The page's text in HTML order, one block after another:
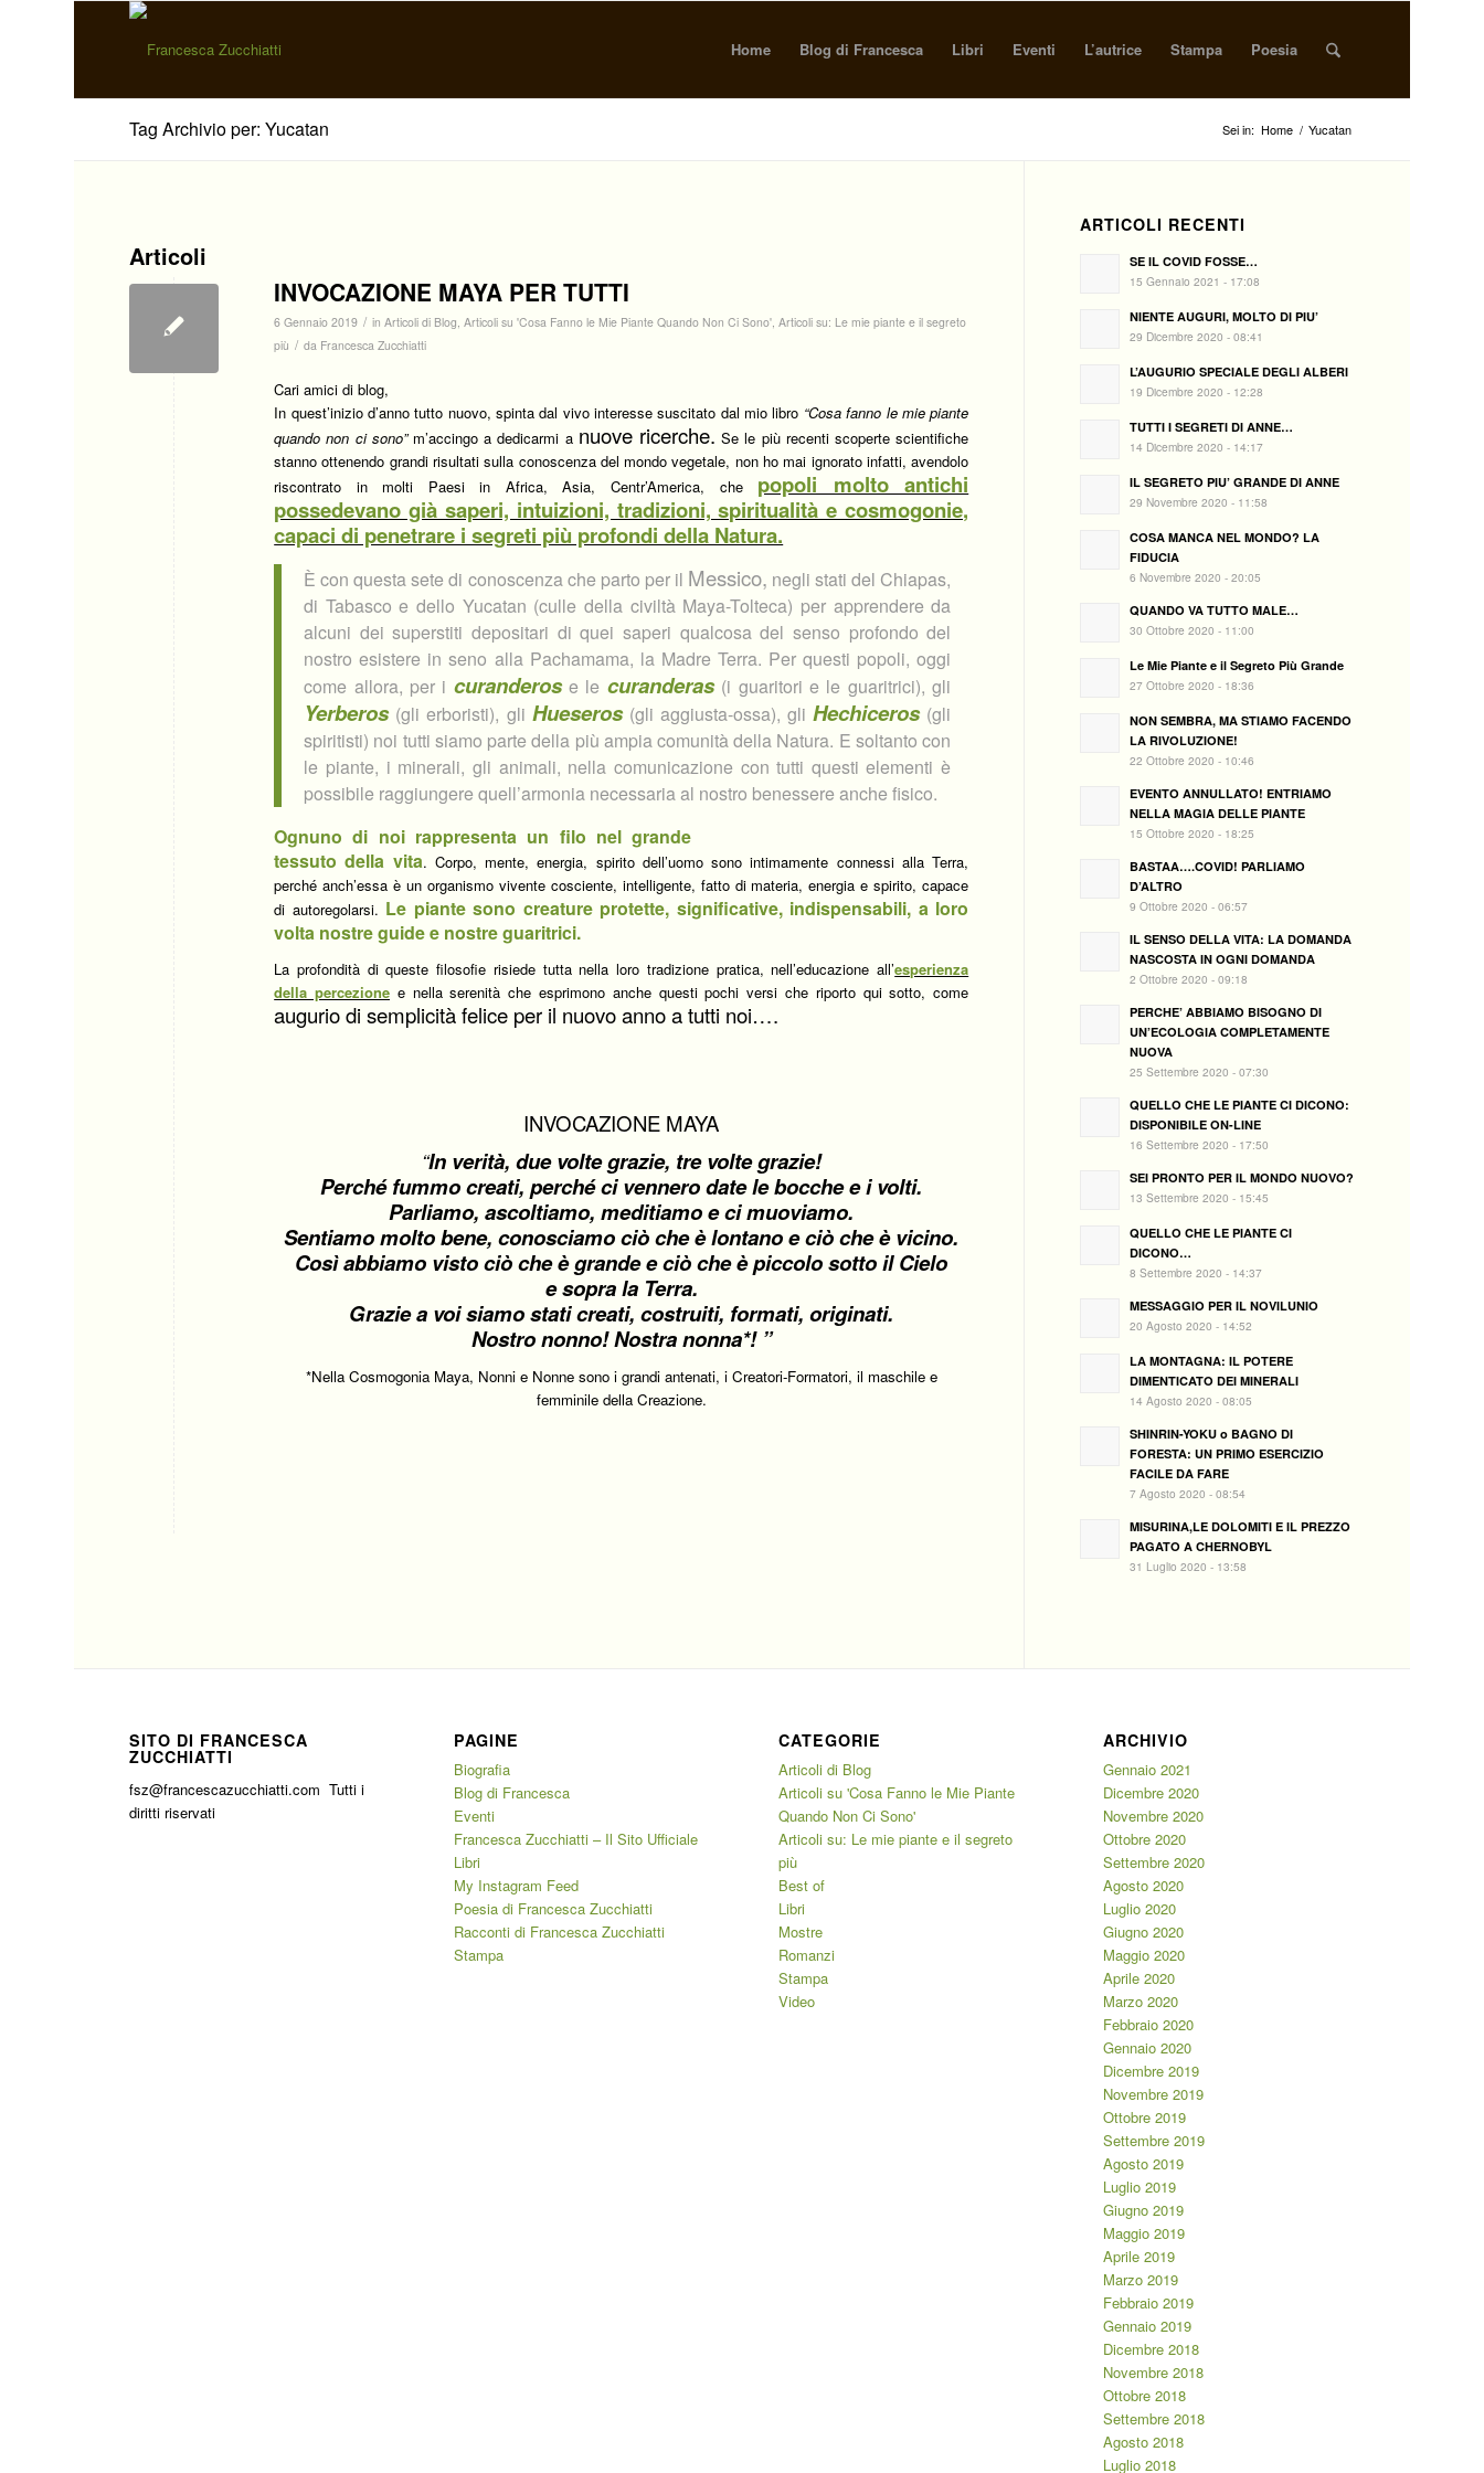
Home Blog di Francesca Libri Eventi L’autrice Stampa Poesia
Tag Archivio per: Yucatan Sei in: Home / Yucatan
Articoli
INVOCAZIONE MAYA PER TUTTI
6 Gennaio 2019 / inArticoli di Blog,Articoli su 'Cosa Fanno le Mie Piante Quando Non Ci Sono',Articoli su: Le mie piante e il segreto
più / da Francesca Zucchiatti
Cari amici di blog,
In quest’inizio d’anno tutto nuovo, spinta dal vivo interesse suscitato dal mio libro “Cosa fanno le mie piante
quando non ci sono”m’accingo a dedicarmi a nuove ricerche. Se le più recenti scoperte scientifiche
stanno ottenendo grandi risultati sulla conoscenza del mondo vegetale, non ho mai ignorato infatti, avendolo
riscontrato in molti Paesi in Africa, Asia, Centr’America, che popoli molto antichi
possedevano già saperi, intuizioni, tradizioni, spiritualità e cosmogonie,
capaci di penetrare i segreti più profondi della Natura.
È con questa sete di conoscenza che parto per il Messico, negli stati del Chiapas,
di Tabasco e dello Yucatan (culle della civiltà Maya-Tolteca) per apprendere da
alcuni dei superstiti depositari di quei saperi qualcosa del senso profondo del
nostro esistere in seno alla Pachamama, la Madre Terra. Per questi popoli, oggi
come allora, per i curanderose le curanderas(i guaritori e le guaritrici), gli
Yerberos(gli erboristi), gli Hueseros(gli aggiusta-ossa), gliHechiceros(gli
spiritisti) noi tutti siamo parte della più ampia comunità della Natura. E soltanto con
le piante, i minerali, gli animali, nella comunicazione con tutti questi elementi è
possibile raggiungere quell’armonia necessaria al nostro benessere anche fisico.
Ognuno di noi rappresenta un filo nel grande
tessuto della vita. Corpo, mente, energia, spirito dell’uomo sono intimamente connessi alla Terra,
perché anch’essa è un organismo vivente cosciente, intelligente, fatto di materia, energia e spirito, capace
di autoregolarsi. Le piante sono creature protette, significative, indispensabili, a loro
volta nostre guide e nostre guaritrici.
La profondità di queste filosofie risiede tutta nella loro tradizione pratica, nell’educazione all’esperienza
della percezione e nella serenità che esprimono anche questi pochi versi che riporto qui sotto, come
augurio di semplicità felice per il nuovo anno a tutti noi….
INVOCAZIONE MAYA
“In verità, due volte grazie, tre volte grazie!
Perché fummo creati, perché ci vennero date le bocche e i volti.
Parliamo, ascoltiamo, meditiamo e ci muoviamo.
Sentiamo molto bene, conosciamo ciò che è lontano e ciò che è vicino.
Così abbiamo visto ciò che è grande e ciò che è piccolo sotto il Cielo
e sopra la Terra.
Grazie a voi siamo stati creati, costruiti, formati, originati.
Nostro nonno! Nostra nonna*! ”
*Nella Cosmogonia Maya, Nonni e Nonne sono i grandi antenati, i Creatori-Formatori, il maschile e
femminile della Creazione.
ARTICOLI RECENTI
SE IL COVID FOSSE…
15 Gennaio 2021 - 17:08
NIENTE AUGURI, MOLTO DI PIU’
29 Dicembre 2020 - 08:41
L’AUGURIO SPECIALE DEGLI ALBERI
19 Dicembre 2020 - 12:28
TUTTI I SEGRETI DI ANNE…
14 Dicembre 2020 - 14:17
IL SEGRETO PIU’ GRANDE DI ANNE
29 Novembre 2020 - 11:58
COSA MANCA NEL MONDO? LA
FIDUCIA
6 Novembre 2020 - 20:05
QUANDO VA TUTTO MALE…
30 Ottobre 2020 - 11:00
Le Mie Piante e il Segreto Più Grande
27 Ottobre 2020 - 18:36
NON SEMBRA, MA STIAMO FACENDO
LA RIVOLUZIONE!
22 Ottobre 2020 - 10:46
EVENTO ANNULLATO! ENTRIAMO
NELLA MAGIA DELLE PIANTE
15 Ottobre 2020 - 18:25
BASTAA….COVID! PARLIAMO
D’ALTRO
9 Ottobre 2020 - 06:57
IL SENSO DELLA VITA: LA DOMANDA
NASCOSTA IN OGNI DOMANDA
2 Ottobre 2020 - 09:18
PERCHE’ ABBIAMO BISOGNO DI
UN’ECOLOGIA COMPLETAMENTE
NUOVA
25 Settembre 2020 - 07:30
QUELLO CHE LE PIANTE CI DICONO:
DISPONIBILE ON-LINE
16 Settembre 2020 - 17:50
SEI PRONTO PER IL MONDO NUOVO?
13 Settembre 2020 - 15:45
QUELLO CHE LE PIANTE CI
DICONO…
8 Settembre 2020 - 14:37
MESSAGGIO PER IL NOVILUNIO
20 Agosto 2020 - 14:52
LA MONTAGNA: IL POTERE
DIMENTICATO DEI MINERALI
14 Agosto 2020 - 08:05
SHINRIN-YOKU o BAGNO DI
FORESTA: UN PRIMO ESERCIZIO
FACILE DA FARE
7 Agosto 2020 - 08:54
MISURINA,LE DOLOMITI E IL PREZZO
PAGATO A CHERNOBYL
31 Luglio 2020 - 13:58
SITO DI FRANCESCA
ZUCCHIATTI
fsz@francescazucchiatti.com Tutti i
diritti riservati
PAGINE
Biografia
Blog di Francesca
Eventi
Francesca Zucchiatti – Il Sito Ufficiale
Libri
My Instagram Feed
Poesia di Francesca Zucchiatti
Racconti di Francesca Zucchiatti
Stampa
CATEGORIE
Articoli di Blog
Articoli su 'Cosa Fanno le Mie Piante
Quando Non Ci Sono'
Articoli su: Le mie piante e il segreto
più
Best of
Libri
Mostre
Romanzi
Stampa
Video
ARCHIVIO
Gennaio 2021
Dicembre 2020
Novembre 2020
Ottobre 2020
Settembre 2020
Agosto 2020
Luglio 2020
Giugno 2020
Maggio 2020
Aprile 2020
Marzo 2020
Febbraio 2020
Gennaio 2020
Dicembre 2019
Novembre 2019
Ottobre 2019
Settembre 2019
Agosto 2019
Luglio 2019
Giugno 2019
Maggio 2019
Aprile 2019
Marzo 2019
Febbraio 2019
Gennaio 2019
Dicembre 2018
Novembre 2018
Ottobre 2018
Settembre 2018
Agosto 2018
Luglio 2018